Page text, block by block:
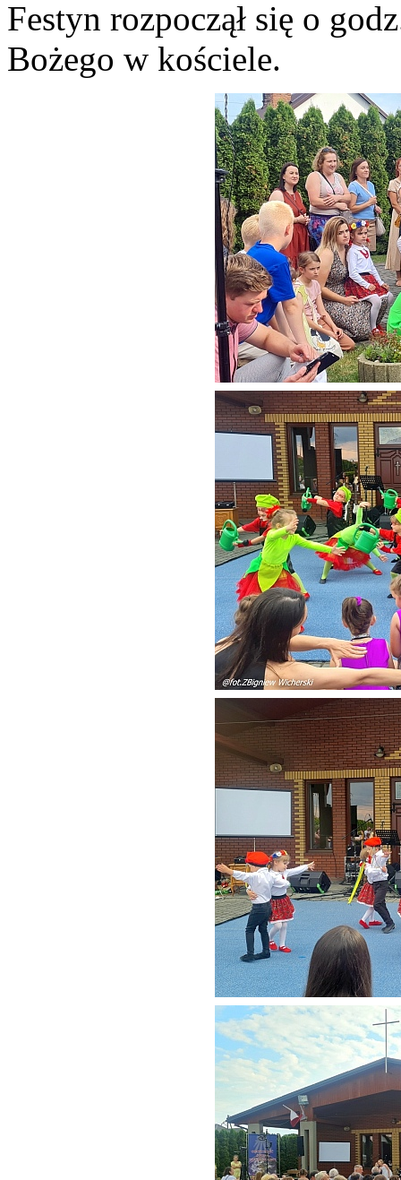
Festyn rozpoczął się o
Bożego w kościele.